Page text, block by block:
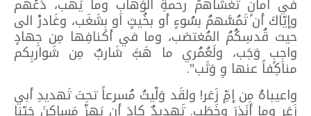
وإيّاكَ أن تَمُسَّهمُ بسُوءٍ أو بخُيثٍ او بِشَغَب، وغَادرْ الى
حيث قُدسِكُمُ المُغتصَب، وما في أكنافِها مِن جِهادٍ
واجِبٍ وَجَب، ولَعُمُري ما هَبَّ شَاربٌ مِن شَواربِكم
مناكِفاً عنها وِ وَثَب".
واعيباهُ من إمِّ زَعَر! ولقَد وَلّيتُ مُسرعاً تحتَ تَهديدِ أبي
زَعَر وما أَنَذرَ وخَطَب. تَهديدٌ كادَ أن يَهِزَّ مَساكنَ حَيِّنا